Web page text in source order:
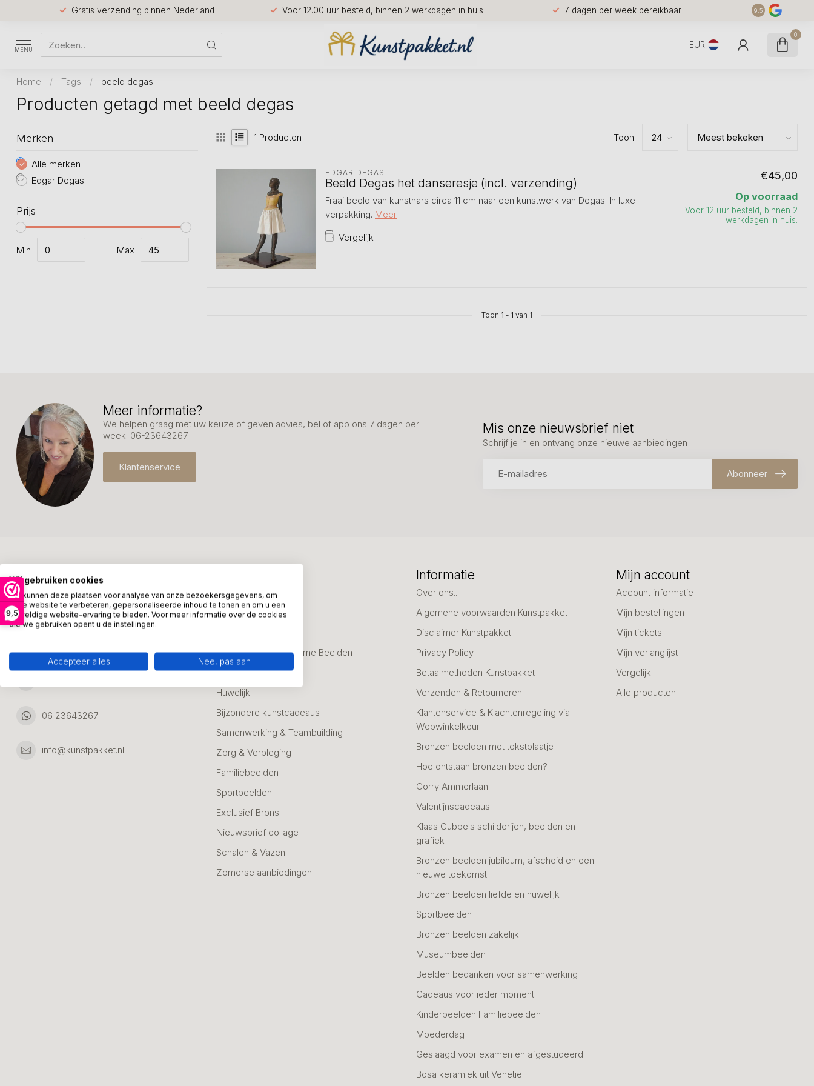
9,5
Gratis verzending binnen Nederland Voor 12.00 uur besteld, binnen 2 werkdagen in huis 7 dagen per week bereikbaar 9.5
MENU EUR
0
Home / Tags / beeld degas
Producten getagd met beeld degas
Merken
Alle merken
Edgar Degas
Prijs
Min Max
1 Producten Toon:
EDGAR DEGAS
Beeld Degas het danseresje (incl. verzending)
Fraai beeld van kunsthars circa 11 cm naar een kunstwerk van Degas. In luxe
verpakking. Meer
Vergelijk
€45,00
Op voorraad
Voor 12 uur besteld, binnen 2
werkdagen in huis.
Toon 1 - 1 van 1
Meer informatie?
We helpen graag met uw keuze of geven advies, bel of app ons 7 dagen per
week: 06-23643267
Klantenservice
Mis onze nieuwsbrief niet
Schrijf je in en ontvang onze nieuwe aanbiedingen
Abonneer
Kunstpakket Nederland
Adresgegevens:
Ambachtsweg 46
06 23643267
info@kunstpakket.nl
Zakelijke Cadeaus
Bedanken
Alle Bronzen & Moderne Beelden
Geslaagd
Huwelijk
Bijzondere kunstcadeaus
Samenwerking & Teambuilding
Zorg & Verpleging
Familiebeelden
Sportbeelden
Exclusief Brons
Nieuwsbrief collage
Schalen & Vazen
Zomerse aanbiedingen
Informatie
Over ons..
Algemene voorwaarden Kunstpakket
Disclaimer Kunstpakket
Privacy Policy
Betaalmethoden Kunstpakket
Verzenden & Retourneren
Klantenservice & Klachtenregeling via
Webwinkelkeur
Bronzen beelden met tekstplaatje
Hoe ontstaan bronzen beelden?
Corry Ammerlaan
Valentijnscadeaus
Klaas Gubbels schilderijen, beelden en
grafiek
Bronzen beelden jubileum, afscheid en een
nieuwe toekomst
Bronzen beelden liefde en huwelijk
Sportbeelden
Bronzen beelden zakelijk
Museumbeelden
Beelden bedanken voor samenwerking
Cadeaus voor ieder moment
Kinderbeelden Familiebeelden
Moederdag
Geslaagd voor examen en afgestudeerd
Bosa keramiek uit Venetië
Mijn account
Account informatie
Mijn bestellingen
Mijn tickets
Mijn verlanglijst
Vergelijk
Alle producten
Wij gebruiken cookies
We kunnen deze plaatsen voor analyse van onze bezoekersgegevens, om
onze website te verbeteren, gepersonaliseerde inhoud te tonen en om u een
geweldige website-ervaring te bieden. Voor meer informatie over de cookies
die we gebruiken opent u de instellingen.
Accepteer alles Nee, pas aan